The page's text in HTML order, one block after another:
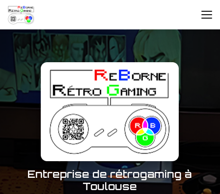
Aller
contenu
principal
Entreprise de rétrogaming à
Toulouse